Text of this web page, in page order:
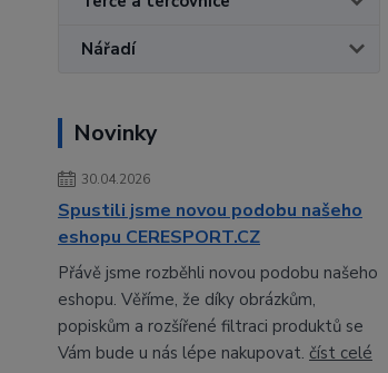
Nářadí
Novinky
30.04.2026
Spustili jsme novou podobu našeho
eshopu CERESPORT.CZ
Přávě jsme rozběhli novou podobu našeho
eshopu. Věříme, že díky obrázkům,
popiskům a rozšířené filtraci produktů se
Vám bude u nás lépe nakupovat. číst celé